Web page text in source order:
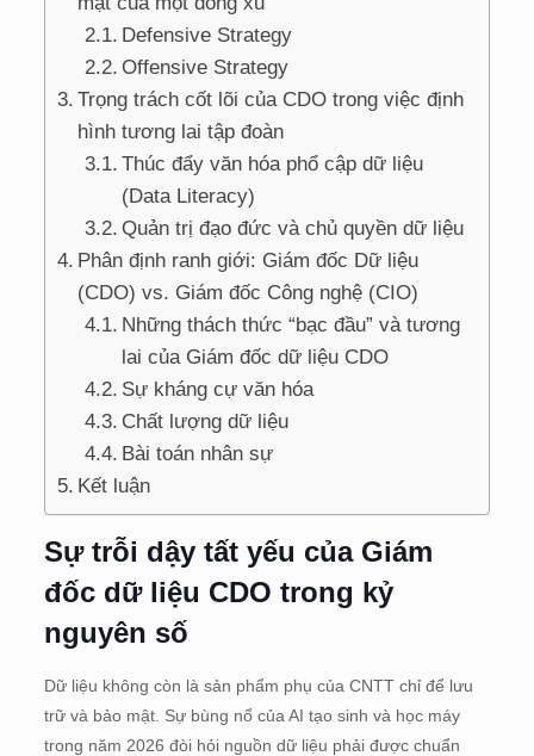
Defensive Strategy
Offensive Strategy
Trọng trách cốt lõi của CDO trong việc định
hình tương lai tập đoàn
Thúc đẩy văn hóa phổ cập dữ liệu
(Data Literacy)
Quản trị đạo đức và chủ quyền dữ liệu
Phân định ranh giới: Giám đốc Dữ liệu
(CDO) vs. Giám đốc Công nghệ (CIO)
Những thách thức “bạc đầu” và tương
lai của Giám đốc dữ liệu CDO
Sự kháng cự văn hóa
Chất lượng dữ liệu
Bài toán nhân sự
Kết luận
Sự trỗi dậy tất yếu của Giám
đốc dữ liệu CDO trong kỷ
nguyên số
Dữ liệu không còn là sản phẩm phụ của CNTT chỉ để lưu
trữ và bảo mật. Sự bùng nổ của AI tạo sinh và học máy
trong năm 2026 đòi hỏi nguồn dữ liệu phải được chuẩn